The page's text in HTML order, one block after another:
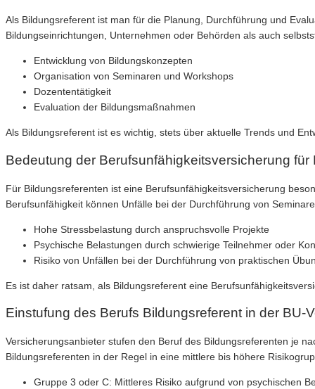
Als Bildungsreferent ist man für die Planung, Durchführung und
Bildungseinrichtungen, Unternehmen oder Behörden als auch
Entwicklung von Bildungskonzepten
Organisation von Seminaren und Workshops
Dozententätigkeit
Evaluation der Bildungsmaßnahmen
Als Bildungsreferent ist es wichtig, stets über aktuelle Trends und
Bedeutung der Berufsunfähigkeitsversicherung für
Für Bildungsreferenten ist eine Berufsunfähigkeitsversicherung
Berufsunfähigkeit können Unfälle bei der Durchführung von
Hohe Stressbelastung durch anspruchsvolle Projekte
Psychische Belastungen durch schwierige Teilnehmer oder
Risiko von Unfällen bei der Durchführung von praktischen
Es ist daher ratsam, als Bildungsreferent eine
Einstufung des Berufs Bildungsreferent in der BU-
Versicherungsanbieter stufen den Beruf des Bildungsreferenten je
Bildungsreferenten in der Regel in eine mittlere bis höhere
Gruppe 3 oder C: Mittleres Risiko aufgrund von psychischen